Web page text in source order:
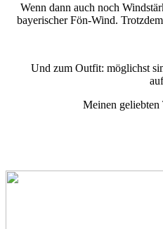
Wenn dann auch noch
bayerischer Fön-Wind.
Und zum Outfit: möglichst
Meinen geliebten